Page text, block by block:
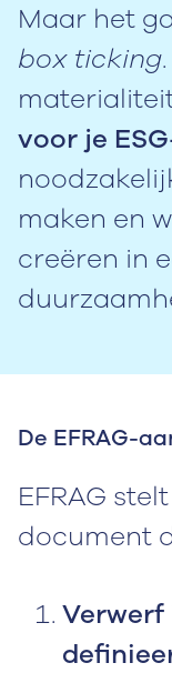
Maar het
box ticking
voor je
maken en
creëren in
De EFRAG-
EFRAG
document